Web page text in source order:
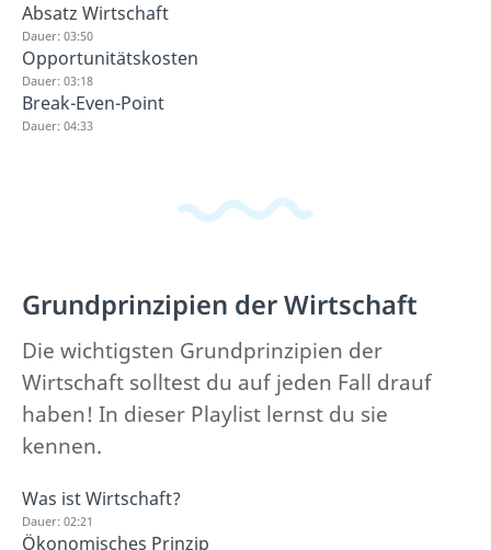
Absatz Wirtschaft
Dauer: 03:50
Opportunitätskosten
Dauer: 03:18
Break-Even-Point
Dauer: 04:33
Grundprinzipien der Wirtschaft
Die wichtigsten Grundprinzipien der
Wirtschaft solltest du auf jeden Fall drauf
haben! In dieser Playlist lernst du sie
kennen.
Was ist Wirtschaft?
Dauer: 02:21
Ökonomisches Prinzip